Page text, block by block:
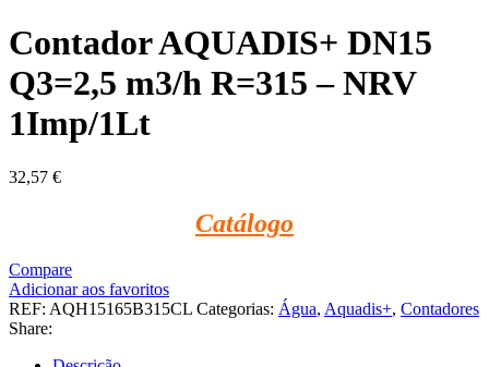
Contador AQUADIS+ DN15
Q3=2,5 m3/h R=315 – NRV
1Imp/1Lt
32,57 €
Catálogo
Compare
Adicionar aos favoritos
REF: AQH15165B315CL Categorias: Água, Aquadis+, Contadores
Share: